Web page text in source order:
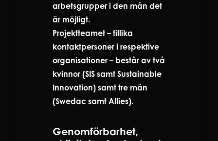
arbetsgrupper i den mån det
är möjligt.
Projektteamet – tillika
kontaktpersoner i respektive
organisationer – består av två
kvinnor (SIS samt Sustainable
Innovation) samt tre män
(Swedac samt Allies).
Genomförbarhet,